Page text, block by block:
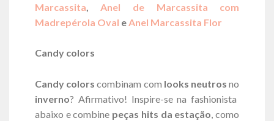
Marcassita
Anel de Marcassita com
Madrepérola Oval e Anel Marcassita Flor
Candy colors
Candy colors combinam com looks neutros no
inverno? Afirmativo! Inspire-se na fashionista
abaixo e combine peças hits da estação , como